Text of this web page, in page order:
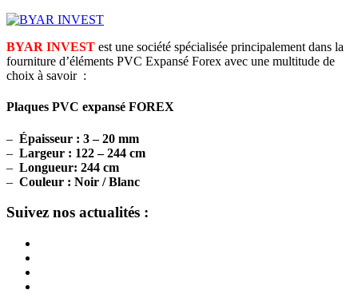
BYAR INVEST est une société spécialisée principalement dans la
fourniture d’éléments PVC Expansé Forex avec une multitude de
choix à savoir :
Plaques PVC expansé FOREX
– Épaisseur : 3 – 20 mm
– Largeur : 122 – 244 cm
– Longueur: 244 cm
– Couleur : Noir / Blanc
Suivez nos actualités :